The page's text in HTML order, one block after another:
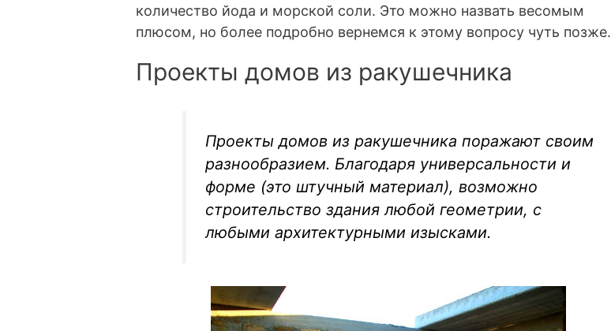
количество йода и морской соли. Это можно назвать весомым
плюсом, но более подробно вернемся к этому вопросу чуть позже.
Проекты домов из ракушечника
Проекты домов из ракушечника поражают своим
разнообразием. Благодаря универсальности и
форме (это штучный материал), возможно
строительство здания любой геометрии, с
любыми архитектурными изысками.